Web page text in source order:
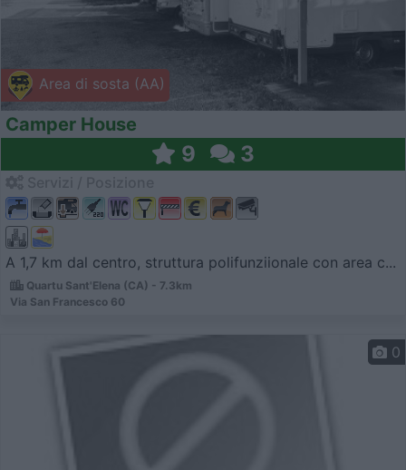
Area di sosta (AA)
Camper House
9 3
A 1,7 km dal centro, struttura polifunziionale con area c...
Quartu Sant'Elena (CA) - 7.3km
Via San Francesco 60
0